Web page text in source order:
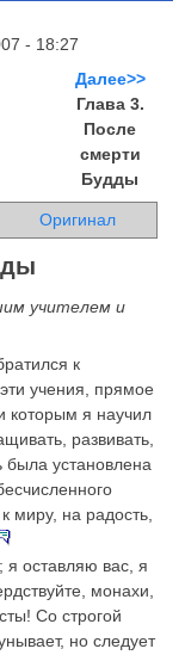
- 18:27
Далее>>
Глава 3.
После
смерти
Будды
Оригинал
учителем и
к
учения, прямое
которым я научил
развивать,
была установлена
миру, на радость,
я оставляю вас, я
монахи,
Со строгой
но следует